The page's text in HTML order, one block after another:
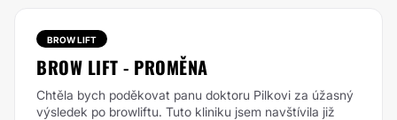
BROW LIFT
BROW LIFT - PROMĚNA
Chtěla bych poděkovat panu doktoru Pilkovi za úžasný
výsledek po browliftu. Tuto kliniku jsem navštívila již